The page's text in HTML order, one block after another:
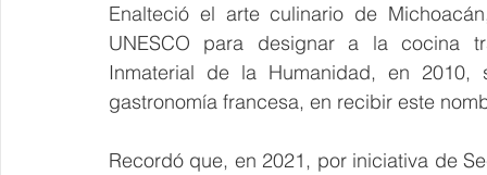
Enalteció el arte culinario de
UNESCO para designar a la cocina
Inmaterial de la Humanidad, en
gastronomía francesa, en recibir este
Recordó que, en 2021, por iniciativa de